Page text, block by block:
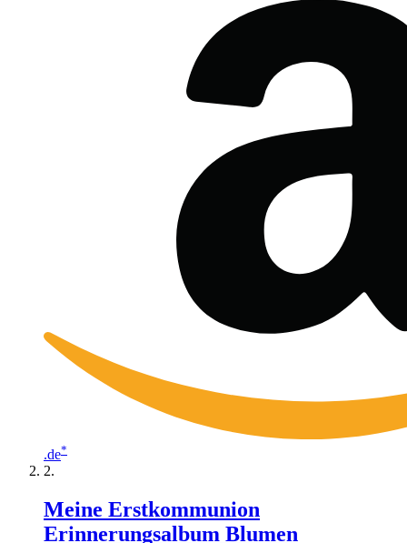
.de*
Meine Erstkommunion
Erinnerungsalbum Blumen